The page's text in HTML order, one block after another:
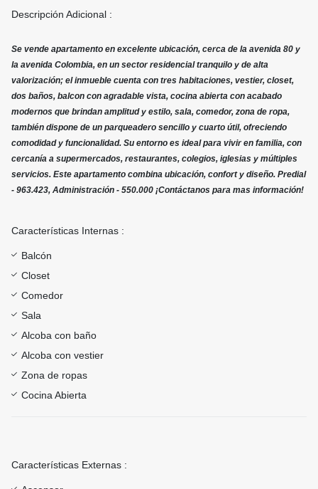
Descripción Adicional :
Se vende apartamento en excelente ubicación, cerca de la avenida 80 y
la avenida Colombia, en un sector residencial tranquilo y de alta
valorización; el inmueble cuenta con tres habitaciones, vestier, closet,
dos baños, balcon con agradable vista, cocina abierta con acabado
modernos que brindan amplitud y estilo, sala, comedor, zona de ropa,
también dispone de un parqueadero sencillo y cuarto útil, ofreciendo
comodidad y funcionalidad. Su entorno es ideal para vivir en familia, con
cercanía a supermercados, restaurantes, colegios, iglesias y múltiples
servicios. Este apartamento combina ubicación, confort y diseño. Predial
- 963.423, Administración - 550.000 ¡Contáctanos para mas información!
Características Internas :
Balcón
Closet
Comedor
Sala
Alcoba con baño
Alcoba con vestier
Zona de ropas
Cocina Abierta
Características Externas :